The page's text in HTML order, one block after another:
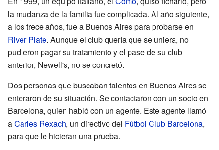
la mudanza de la familia fue complicada. Al año siguiente,
a los trece años, fue a Buenos Aires para probarse en
River Plate. Aunque el club quería que se uniera, no
pudieron pagar su tratamiento y el pase de su club
anterior, Newell's, no se concretó.
Dos personas que buscaban talentos en Buenos Aires se
enteraron de su situación. Se contactaron con un socio en
Barcelona, quien habló con un agente. Este agente llamó
aCarles Rexach, un directivo del Fútbol Club Barcelona,
para que le hicieran una prueba.